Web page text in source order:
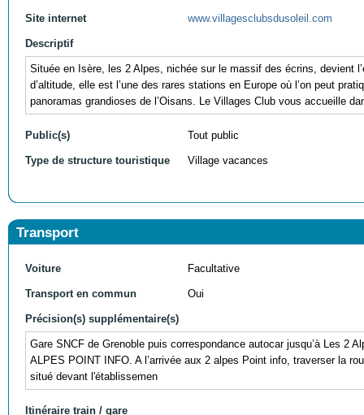
Site internet www.villagesclubsdusoleil.com
Descriptif
Située en Isère, les 2 Alpes, nichée sur le massif des écrins, devient
d’altitude, elle est l’une des rares stations en Europe où l’on peut
panoramas grandioses de l’Oisans. Le Villages Club vous accueille
Public(s) Tout public
Type de structure touristique Village vacances
Transport
Voiture Facultative
Transport en commun Oui
Précision(s) supplémentaire(s)
Gare SNCF de Grenoble puis correspondance autocar jusqu’à Les 2
ALPES POINT INFO. A l’arrivée aux 2 alpes Point info, traverser la
situé devant l'établissemen
Itinéraire train / gare